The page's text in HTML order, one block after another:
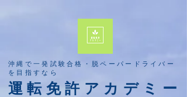
​沖縄で一発試験合格・脱ペーパードライバー
を目指すなら
​運転免許アカデミー